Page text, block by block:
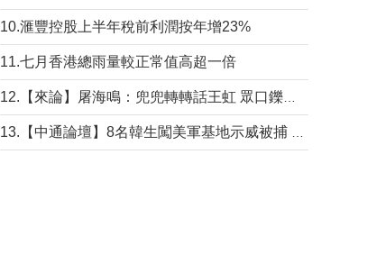
10.滙豐控股上半年稅前利潤按年增23%
11.七月香港總雨量較正常值高超一倍